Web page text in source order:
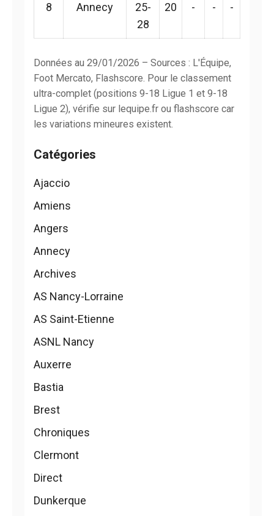
8 Annecy
25-
28
20 - - -
Données au 29/01/2026 – Sources : L'Équipe,
Foot Mercato, Flashscore. Pour le classement
ultra-complet (positions 9-18 Ligue 1 et 9-18
Ligue 2), vérifie sur lequipe.fr ou flashscore car
les variations mineures existent.
Catégories
Ajaccio
Amiens
Angers
Annecy
Archives
AS Nancy-Lorraine
AS Saint-Etienne
ASNL Nancy
Auxerre
Bastia
Brest
Chroniques
Clermont
Direct
Dunkerque